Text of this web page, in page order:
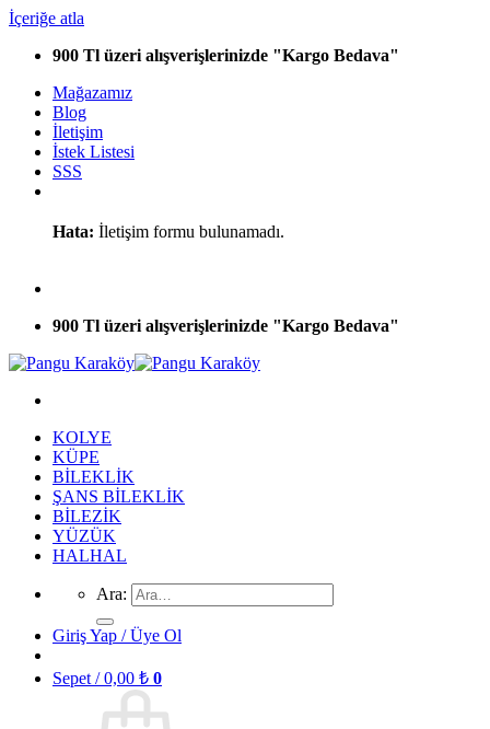
İçeriğe atla
900 Tl üzeri alışverişlerinizde "Kargo Bedava"
Mağazamız
Blog
İletişim
İstek Listesi
SSS
Hata: İletişim formu bulunamadı.
900 Tl üzeri alışverişlerinizde "Kargo Bedava"
KOLYE
KÜPE
BİLEKLİK
ŞANS BİLEKLİK
BİLEZİK
YÜZÜK
HALHAL
Ara:
Giriş Yap / Üye Ol
Sepet /0,00 ₺ 0